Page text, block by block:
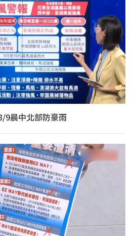
9晨中北部防豪雨